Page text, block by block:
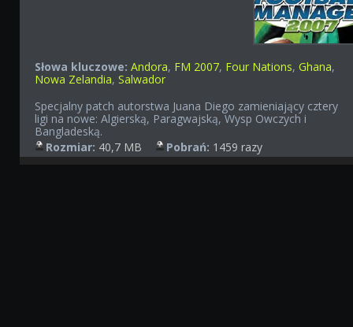
Słowa kluczowe: Andora, FM 2007, Four Nations,Ghana,
Nowa Zelandia,Salwador
Specjalny patch autorstwa Juana Diego zamieniający cztery
ligi na nowe: Algierską, Paragwajską, Wysp Owczych i
Bangladeską.
Rozmiar: 40,7 MB Pobrań: 1459 razy